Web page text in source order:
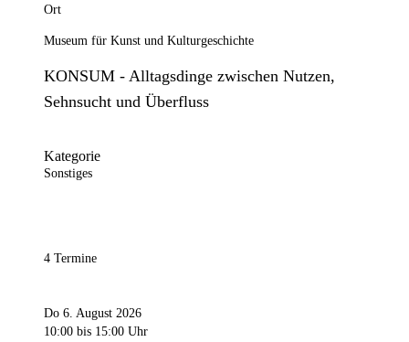
Ort
Museum für Kunst und Kulturgeschichte
KONSUM - Alltagsdinge zwischen Nutzen,
Sehnsucht und Überfluss
Kategorie
Sonstiges
4 Termine
Do 6. August 2026
10:00 bis 15:00 Uhr